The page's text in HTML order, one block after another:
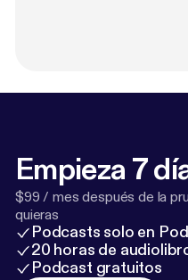
Empieza 7
$99 / mes después de la
quieras
Podcasts solo en
20 horas de
Podcast gratuitos